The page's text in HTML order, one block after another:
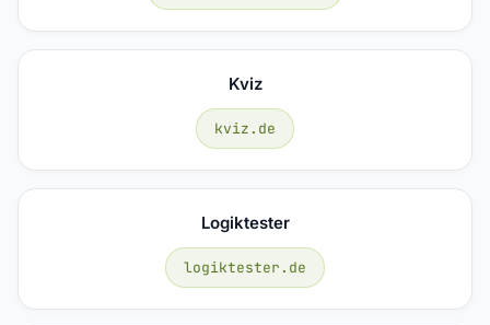
Kviz
kviz.de
Logiktester
logiktester.de